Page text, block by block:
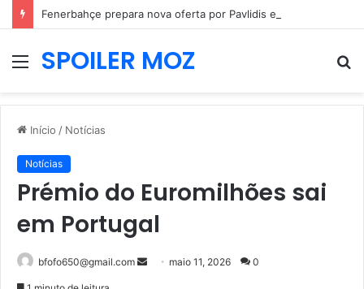
MenuSPOILER MOZ
Início / Notícias
Notícias
Prémio do Euromilhões sai
em Portugal
bfofo650@gmail.com
Mandemaio 11, 2026 0